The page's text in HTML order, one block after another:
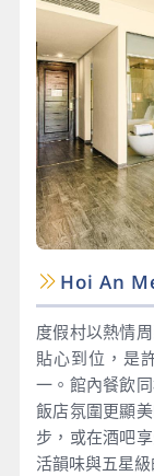
Hoi An
度假村以熱情
貼心到位，是
一。館內餐飲
飯店氛圍更顯
步，或在酒吧
活韻味與五星